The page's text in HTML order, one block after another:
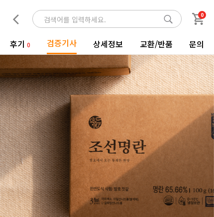
0
후기 0 검증기사 상세정보 교환/반품 문의